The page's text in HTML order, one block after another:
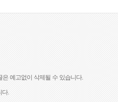
예고없이 삭제될 수 있습니다.
.